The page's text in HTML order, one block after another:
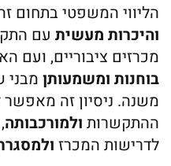
הליווי המשפטי בתחום
והיכרות מעשית עם
מכרזים ציבוריים, ועם
בוחנות ומשמעותן מבני
משנה. ניסיון זה מאפשר
ההתקשרות ולמורכבותה
לדרישות המכרז